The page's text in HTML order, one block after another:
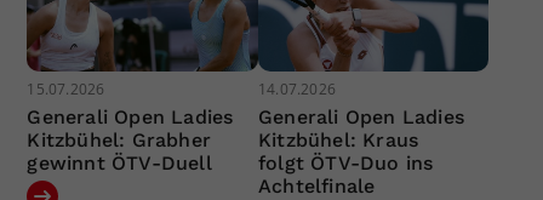
15.07.2026
Generali Open Ladies
Kitzbühel: Grabher
gewinnt ÖTV-Duell
14.07.2026
Generali Open Ladies
Kitzbühel: Kraus
folgt ÖTV-Duo ins
Achtelfinale